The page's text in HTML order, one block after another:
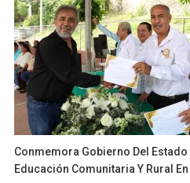
Conmemora Gobierno Del Estado
Educación Comunitaria Y Rural